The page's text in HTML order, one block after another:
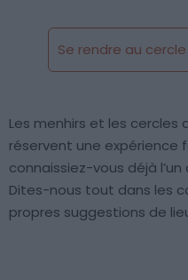
Se rendre au
Les menhirs et les cercles
réservent une expérience
connaissiez-vous déjà
Dites-nous tout dans les
propres suggestions de